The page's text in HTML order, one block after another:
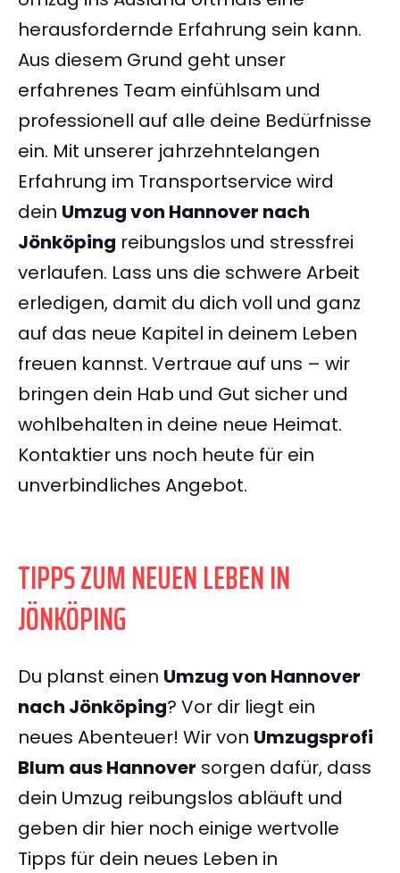
herausfordernde Erfahrung sein kann.
Aus diesem Grund geht unser
erfahrenes Team einfühlsam und
professionell auf alle deine Bedürfnisse
ein. Mit unserer jahrzehntelangen
Erfahrung im Transportservice wird
dein Umzug von Hannover nach
Jönköping reibungslos und stressfrei
verlaufen. Lass uns die schwere Arbeit
erledigen, damit du dich voll und ganz
auf das neue Kapitel in deinem Leben
freuen kannst. Vertraue auf uns – wir
bringen dein Hab und Gut sicher und
wohlbehalten in deine neue Heimat.
Kontaktier uns noch heute für ein
unverbindliches Angebot.
TIPPS ZUM NEUEN LEBEN IN
JÖNKÖPING
Du planst einen Umzug von Hannover
nach Jönköping? Vor dir liegt ein
neues Abenteuer! Wir von Umzugsprofi
Blum aus Hannover sorgen dafür, dass
dein Umzug reibungslos abläuft und
geben dir hier noch einige wertvolle
Tipps für dein neues Leben in